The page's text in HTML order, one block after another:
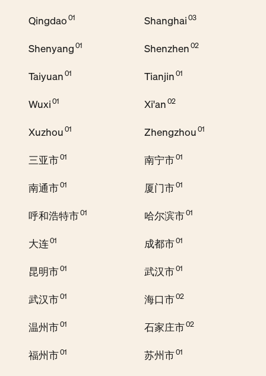
Qingdao Shanghai
Shenyang Shenzhen
Taiyuan Tianjin
Wuxi Xi'an
Xuzhou Zhengzhou
三亚市 南宁市
南通市 厦门市
呼和浩特市 哈尔滨市
大连 成都市
昆明市 武汉市
武汉市 海口市
温州市 石家庄市
福州市 苏州市